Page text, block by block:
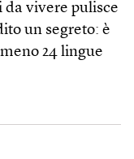
da vivere pulisce
un segreto: è
24 lingue